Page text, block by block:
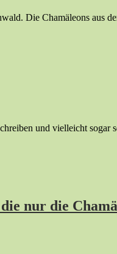
Die Chamäleons aus
und vielleicht
nur die